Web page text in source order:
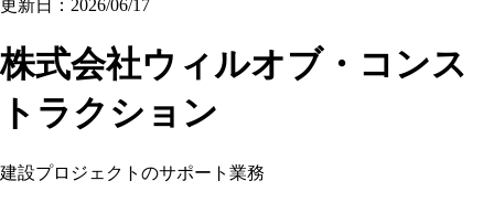
更新日：2026/06/17
株式会社ウィルオブ・コンス
トラクション
建設プロジェクトのサポート業務